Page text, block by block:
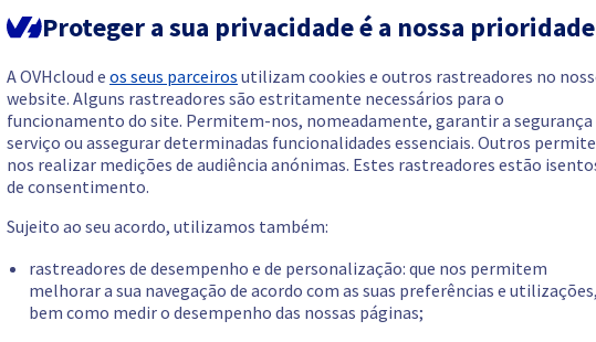
Proteger a sua privacidade é a nossa prioridade
A OVHcloud e os seus parceiros utilizam cookies e outros rastreadores no
website. Alguns rastreadores são estritamente necessários para o
funcionamento do site. Permitem-nos, nomeadamente, garantir a segurança
serviço ou assegurar determinadas funcionalidades essenciais. Outros
nos realizar medições de audiência anónimas. Estes rastreadores estão
de consentimento.
Sujeito ao seu acordo, utilizamos também:
rastreadores de desempenho e de personalização: que nos permitem
melhorar a sua navegação de acordo com as suas preferências e utilizações,
bem como medir o desempenho das nossas páginas;